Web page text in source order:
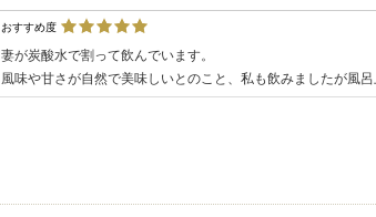
おすすめ度
妻が炭酸水で割って飲んでいます。
風味や甘さが自然で美味しいとのこと、私も飲みましたが風呂